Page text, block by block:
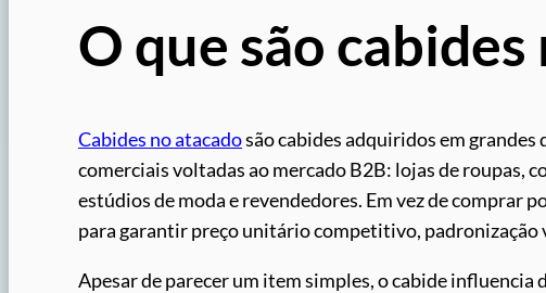
O que são
Cabides no atacadosão cabides adquiridos em
comerciais voltadas ao mercado B2B: lojas de roupas,
estúdios de moda e revendedores. Em vez de comprar
para garantir preço unitário competitivo,
Apesar de parecer um item simples, o cabide